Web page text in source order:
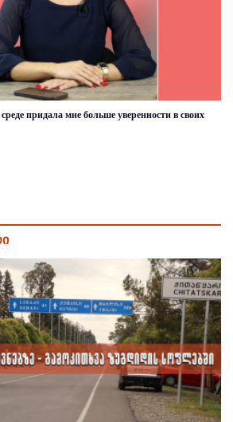
придала мне больше уверенности в своих